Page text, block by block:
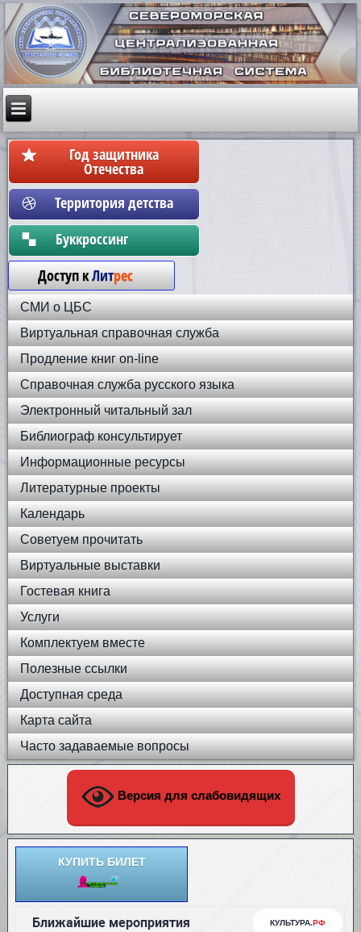
Год защитника
Отечества
Территория детства
Бyккpoccинг
Доступ кЛитрес
СМИ о ЦБС
Виртуальная справочная служба
Продление книг on-line
Справочная служба русского языка
Электронный читальный зал
Библиограф консультирует
Информационные ресурсы
Литературные проекты
Календарь
Советуем прочитать
Виртуальные выставки
Гостевая книга
Услуги
Комплектуем вместе
Полезные ссылки
Доступная среда
Карта сайта
Часто задаваемые вопросы
Версия для слабовидящих
КУПИТЬ БИЛЕТ